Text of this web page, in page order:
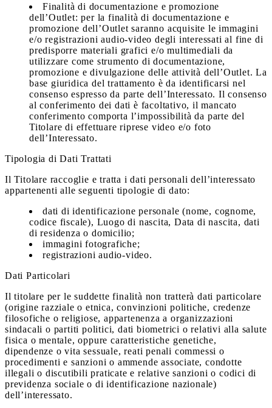
Finalità di documentazione e promozione
dell’Outlet: per la finalità di documentazione e
promozione dell’Outlet saranno acquisite le immagini
e/o registrazioni audio-video degli interessati al fine di
predisporre materiali grafici e/o multimediali da
utilizzare come strumento di documentazione,
promozione e divulgazione delle attività dell’Outlet. La
base giuridica del trattamento è da identificarsi nel
consenso espresso da parte dell’Interessato. Il consenso
al conferimento dei dati è facoltativo, il mancato
conferimento comporta l’impossibilità da parte del
Titolare di effettuare riprese video e/o foto
dell’Interessato.
Tipologia di Dati Trattati
Il Titolare raccoglie e tratta i dati personali dell’interessato
appartenenti alle seguenti tipologie di dato:
dati di identificazione personale (nome, cognome,
codice fiscale), Luogo di nascita, Data di nascita, dati
di residenza o domicilio;
immagini fotografiche;
registrazioni audio-video.
Dati Particolari
Il titolare per le suddette finalità non tratterà dati particolare
(origine razziale o etnica, convinzioni politiche, credenze
filosofiche o religiose, appartenenza a organizzazioni
sindacali o partiti politici, dati biometrici o relativi alla salute
fisica o mentale, oppure caratteristiche genetiche,
dipendenze o vita sessuale, reati penali commessi o
procedimenti e sanzioni o ammende associate, condotte
illegali o discutibili praticate e relative sanzioni o codici di
previdenza sociale o di identificazione nazionale)
dell’interessato.